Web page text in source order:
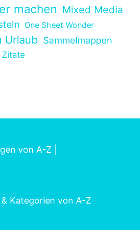
machen Mixed Media
One Sheet Wonder
Urlaub Sammelmappen
Zitate
von A-Z
Kategorien von A-Z